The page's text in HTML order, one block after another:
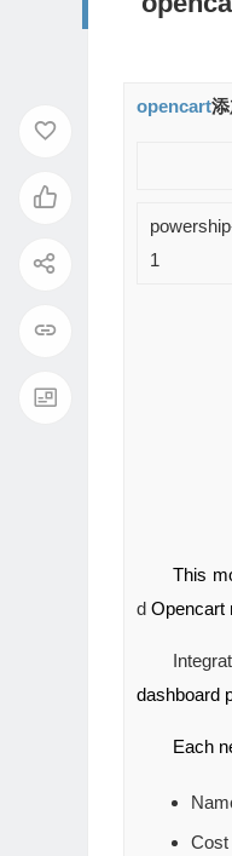
opencart
1
This
d Opencart
dashboard
Each
Cost